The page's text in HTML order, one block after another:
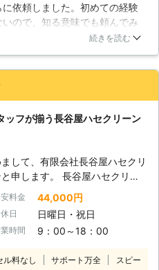
】 特殊清掃とは、適切な道具や
知識、数多くの経験が必要な作
す。また、現場では衝撃的な状況
、場合によってはそこにいるこ
難しいです。そんな状況下での
すが、徹底的な清掃を行う必要
きません。もし、特殊清掃をご自
れるという方がいらっしゃいま
行ってください。現場に存在す
べてのものは、直接触れてしまう
のないようお願い申し上げます。
望には臨機応変に】 お客様の
を当社一つにお任せいただき、
にお手間をかけぬよう、関連す
ろしければご利用ください。
依頼しました。初めての経験
ので、知る意味でも頼んでみ
など処分して部屋の清掃も行っ
ると嫌だなと思っていたので
もしてくれました。値段も安
続きを読む
ッフが揃う長谷屋ハセクリーン
して、有限会社長谷屋ハセクリ
申します。 長谷屋ハセクリー
地元に密着した業務(草刈り・伐
不用品、遺品整理、ハウスクリー
など)で皆様が普段生活する中
る「困った」を解決させて頂い
客様は不安な事も多々あると思
料金 44,000円
日 日曜日・祝日
時間 9：00～18：00
ル料なし サポート万全
スピー